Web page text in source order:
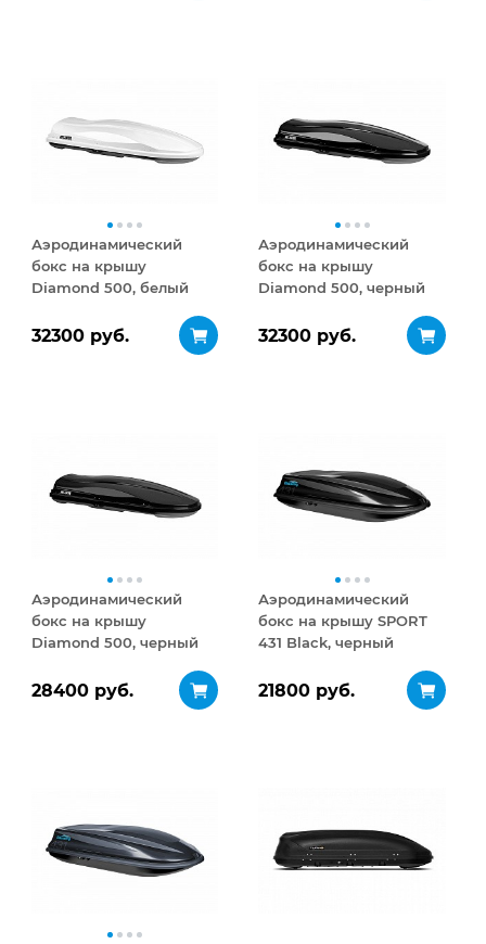
Аэродинамический
бокс на крышу
Diamond 500, белый
32300 руб.
Аэродинамический
бокс на крышу
Diamond 500, черный
32300 руб.
Аэродинамический
бокс на крышу
Diamond 500, черный
28400 руб.
Аэродинамический
бокс на крышу SPORT
431 Black, черный
21800 руб.